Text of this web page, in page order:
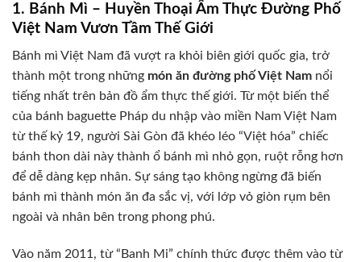
1. Bánh Mì – Huyền Thoại Ẩm Thực Đường Phố
Việt Nam Vươn Tầm Thế Giới
Bánh mì Việt Nam đã vượt ra khỏi biên giới quốc gia, trở
thành một trong những món ăn đường phố Việt Nam nổi
tiếng nhất trên bản đồ ẩm thực thế giới. Từ một biến thể
của bánh baguette Pháp du nhập vào miền Nam Việt Nam
từ thế kỷ 19, người Sài Gòn đã khéo léo “Việt hóa” chiếc
bánh thon dài này thành ổ bánh mì nhỏ gọn, ruột rỗng hơn
để dễ dàng kẹp nhân. Sự sáng tạo không ngừng đã biến
bánh mì thành món ăn đa sắc vị, với lớp vỏ giòn rụm bên
ngoài và nhân bên trong phong phú.
Vào năm 2011, từ “Banh Mi” chính thức được thêm vào từ